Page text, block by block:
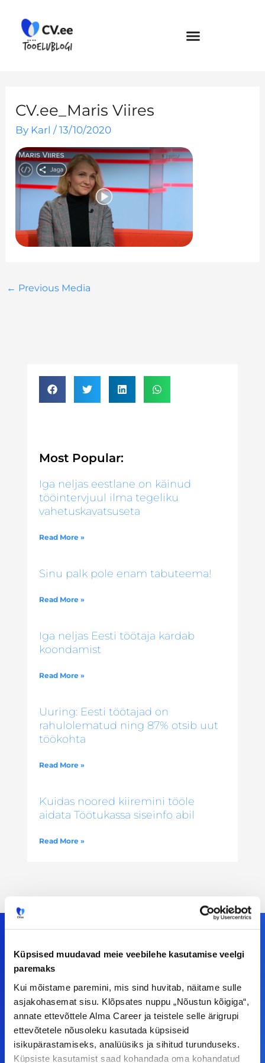
Küpsised muudavad meie veebilehe kasutamise veelgi
paremaks
Kui mõistame paremini, mis sind huvitab, näitame sulle
asjakohasemat sisu. Klõpsates nuppu „Nõustun kõigiga“,
annate ettevõttele Alma Career ja teistele selle ärigrupi
ettevõtetele nõusoleku kasutada küpsiseid
isikupärastamiseks, analüüsiks ja sihitud turunduseks.
Küpsiste kasutamist saad kohandada oma kohandatud
content
CV.ee_Maris Viires
By Karl/13/10/2020
← Previous Media
Most Popular:
Iga neljas eestlane on käinud
tööintervjuul ilma tegeliku
vahetuskavatsuseta
Read More »
Sinu palk pole enam tabuteema!
Read More »
Iga neljas Eesti töötaja kardab
koondamist
Read More »
Uuring: Eesti töötajad on
rahulolematud ning 87% otsib uut
töökohta
Read More »
Kuidas noored kiiremini tööle
aidata Töötukassa siseinfo abil
Read More »
Tööelublogi.ee lehelt leiad kõik vajaliku, et olla
kursis tööturu uudistega. Kui sul on
ettepanekuid erinevate teemade osas või soovid
teha koostööd, siis võta meiega julgelt ühendust.